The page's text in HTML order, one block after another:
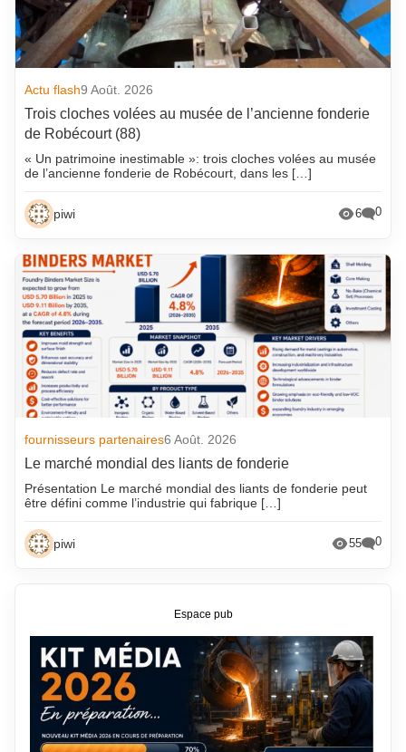
Actu flash9 Août. 2026
Trois cloches volées au musée de l’ancienne fonderie
de Robécourt (88)
« Un patrimoine inestimable »: trois cloches volées au musée
de l’ancienne fonderie de Robécourt, dans les […]
piwi 6 0
fournisseurs partenaires6 Août. 2026
Le marché mondial des liants de fonderie
Présentation Le marché mondial des liants de fonderie peut
être défini comme l’industrie qui fabrique […]
piwi 55 0
Espace pub